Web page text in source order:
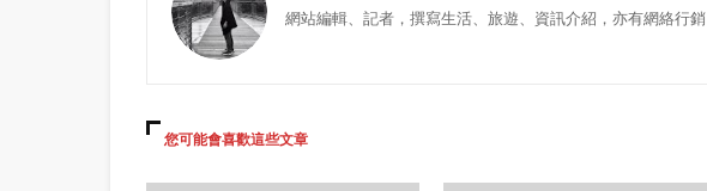
網站編輯、記者，撰寫生活、旅遊、資訊介紹，亦有網絡行銷
您可能會喜歡這些文章